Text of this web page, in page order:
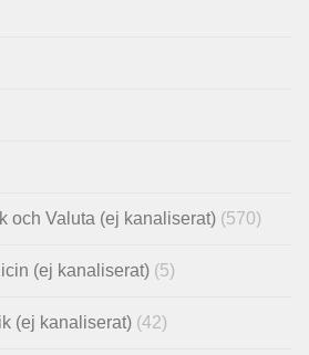
och Valuta (ej kanaliserat) (570)
(ej kanaliserat) (5)
(ej kanaliserat) (42)